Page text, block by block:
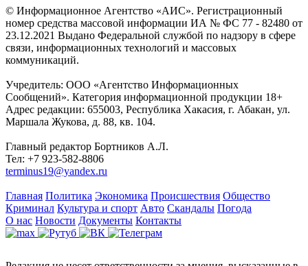
© Информационное Агентство «АИС». Регистрационный
номер средства массовой информации ИА № ФС 77 - 82480 от
23.12.2021 Выдано Федеральной службой по надзору в сфере
связи, информационных технологий и массовых
коммуникаций.
Учредитель: ООО «Агентство Информационных
Сообщений». Категория информационной продукции 18+
Адрес редакции: 655003, Республика Хакасия, г. Абакан, ул.
Маршала Жукова, д. 88, кв. 104.
Главный редактор Бортников А.Л.
Тел: +7 923-582-8806
terminus19@yandex.ru
Главная Политика Экономика Происшествия Общество
Криминал Культура и спорт Авто Скандалы Погода
О нас Новости Документы Контакты